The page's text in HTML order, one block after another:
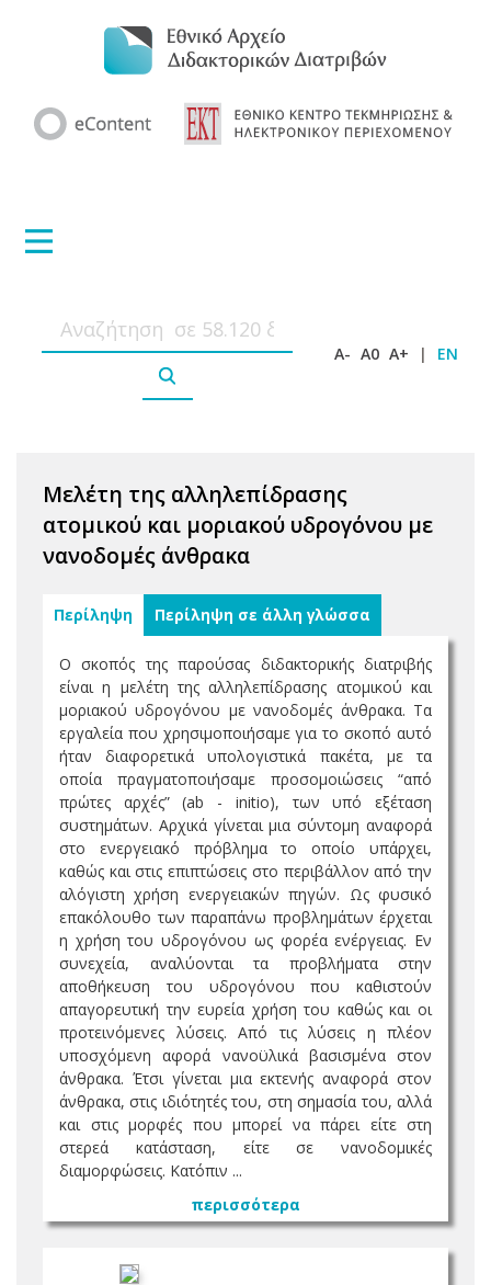
A- A0 A+ | EN
Μελέτη της αλληλεπίδρασης
ατομικού και μοριακού υδρογόνου με
νανοδομές άνθρακα
Περίληψη Περίληψη σε άλλη γλώσσα
Ο σκοπός της παρούσας διδακτορικής διατριβής
είναι η μελέτη της αλληλεπίδρασης ατομικού και
μοριακού υδρογόνου με νανοδομές άνθρακα. Τα
εργαλεία που χρησιμοποιήσαμε για το σκοπό αυτό
ήταν διαφορετικά υπολογιστικά πακέτα, με τα
οποία πραγματοποιήσαμε προσομοιώσεις “από
πρώτες αρχές” (ab - initio), των υπό εξέταση
συστημάτων. Αρχικά γίνεται μια σύντομη αναφορά
στο ενεργειακό πρόβλημα το οποίο υπάρχει,
καθώς και στις επιπτώσεις στο περιβάλλον από την
αλόγιστη χρήση ενεργειακών πηγών. Ως φυσικό
επακόλουθο των παραπάνω προβλημάτων έρχεται
η χρήση του υδρογόνου ως φορέα ενέργειας. Εν
συνεχεία, αναλύονται τα προβλήματα στην
αποθήκευση του υδρογόνου που καθιστούν
απαγορευτική την ευρεία χρήση του καθώς και οι
προτεινόμενες λύσεις. Από τις λύσεις η πλέον
υποσχόμενη αφορά νανοϋλικά βασισμένα στον
άνθρακα. Έτσι γίνεται μια εκτενής αναφορά στον
άνθρακα, στις ιδιότητές του, στη σημασία του, αλλά
και στις μορφές που μπορεί να πάρει είτε στη
στερεά κατάσταση, είτε σε νανοδομικές
διαμορφώσεις. Κατόπιν ...
περισσότερα